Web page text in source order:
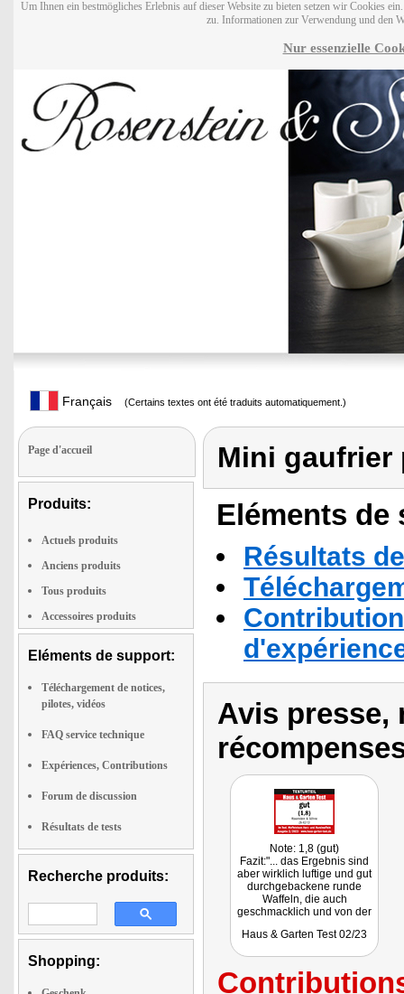
Um Ihnen ein bestmögliches Erlebnis auf dieser Website zu bieten setzen wir Cookies
zu. Informationen zur Verwendung und den
Nur essenzielle
Français (Certains textes ont été traduits automatiquement.)
Page d'accueil
Produits:
Actuels produits
Anciens produits
Tous produits
Accessoires produits
Eléments de support:
Téléchargement de notices,
pilotes, vidéos
FAQ service technique
Expériences, Contributions
Forum de discussion
Résultats de tests
Recherche produits:
Shopping:
Mini gaufrier
Eléments
Résultats
Avis presse,
Note: 1,8 (gut)
Fazit:"... das Ergebnis sind
aber wirklich luftige und gut
durchgebackene runde
Waffeln, die auch
geschmacklich und von der
können."
Haus & Garten Test 02/23